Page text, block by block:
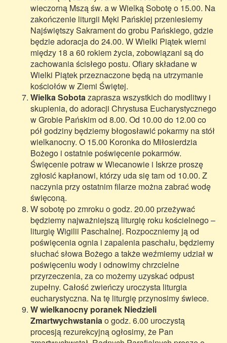
wieczorną Mszą św. a w Wielką Sobotę o 15.00. Na
zakończenie liturgii Męki Pańskiej przeniesiemy
Najświętszy Sakrament do grobu Pańskiego, gdzie
będzie adoracja do 24.00. W Wielki Piątek wierni
między 18 a 60 rokiem życia, zobowiązani są do
zachowania ścisłego postu. Ofiary składane w
Wielki Piątek przeznaczone będą na utrzymanie
kościołów w Ziemi Świętej.
Wielka Sobotazaprasza wszystkich do modlitwy i
skupienia, do adoracji Chrystusa Eucharystycznego
w Grobie Pańskim od 8.00. Od 10.00 do 12.00 co
pół godziny będziemy błogosławić pokarmy na stół
wielkanocny. O 15.00 Koronka do Miłosierdzia
Bożego i ostatnie poświęcenie pokarmów.
Święcenie potraw w Wiecanowie i Iskrze proszę
zgłosić kapłanowi, którzy uda się tam od 10.00. Z
naczynia przy ostatnim filarze można zabrać wodę
święconą.
W sobotę po zmroku o godz. 20.00 przeżywać
będziemy najważniejszą liturgię roku kościelnego –
liturgię Wigilii Paschalnej. Rozpoczniemy ją od
poświęcenia ognia i zapalenia paschału, będziemy
słuchać słowa Bożego a także weźmiemy udział w
poświęceniu wody i odnowimy chrzcielne
przyrzeczenia, za co możemy uzyskać odpust
zupełny. Całość zwieńczy uroczysta liturgia
eucharystyczna. Na tę liturgię przynosimy świece.
W wielkanocny poranek Niedzieli
Zmartwychwstaniao godz. 6.00 uroczystą
procesją rezurekcyjną ogłosimy, że Pan